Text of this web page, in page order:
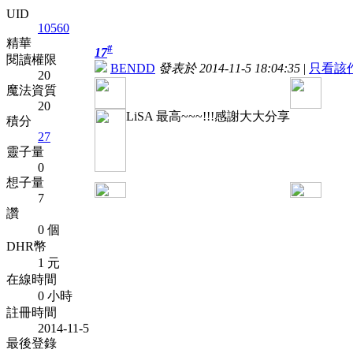
UID
10560
精華
閱讀權限
20
魔法資質
20
積分
27
靈子量
0
想子量
7
讚
0 個
DHR幣
1 元
在線時間
0 小時
註冊時間
2014-11-5
最後登錄
17#
BENDD 發表於 2014-11-5 18:04:35 | 只看該
LiSA 最高~~~!!!感謝大大分享